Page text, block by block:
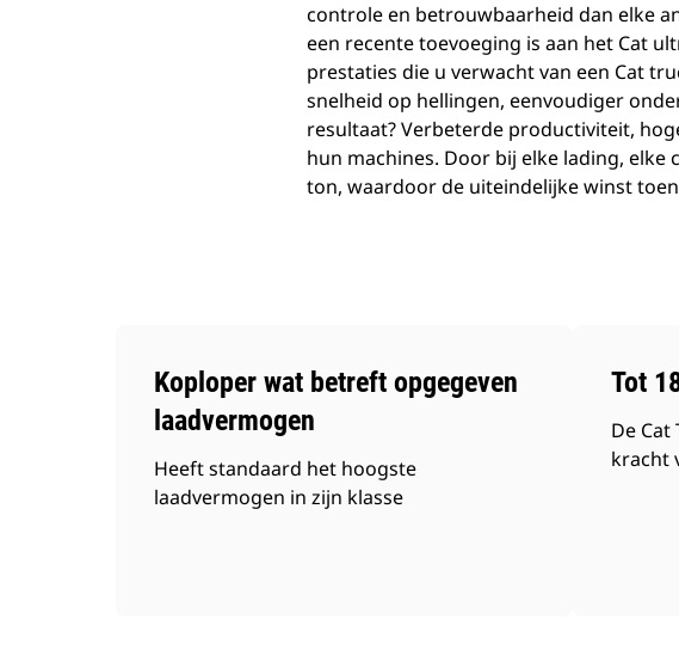
controle en betrouwbaarheid dan elke
een recente toevoeging is aan het Cat
prestaties die u verwacht van een Cat
snelheid op hellingen, eenvoudiger
resultaat? Verbeterde productiviteit,
hun machines. Door bij elke lading,
ton, waardoor de uiteindelijke winst
Koploper wat betreft opgegeven
laadvermogen
Heeft standaard het hoogste
laadvermogen in zijn klasse
Tot
De
kracht